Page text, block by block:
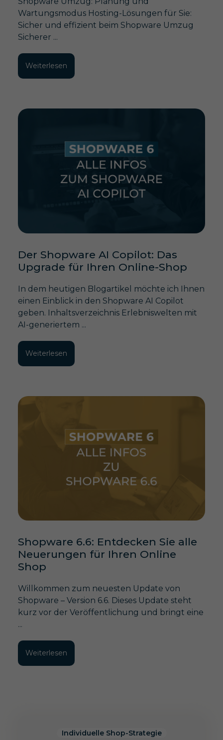
Wartungsmodus Hosting-Lösungen für Sie:
Sicher und effizient beim Shopware Umzug
Sicherer ...
Weiterlesen
Der Shopware AI Copilot: Das
Upgrade für Ihren Online-Shop
In dem heutigen Blogartikel möchte ich Ihnen
einen Einblick in den Shopware AI Copilot
geben. Inhaltsverzeichnis Erlebniswelten mit
AI-generiertem ...
Weiterlesen
Shopware 6.6: Entdecken Sie alle
Neuerungen für Ihren Online
Shop
Willkommen zum neuesten Update von
Shopware – Version 6.6. Dieses Update steht
kurz vor der Veröffentlichung und bringt eine
...
Weiterlesen
Individuelle Shop-Strategie